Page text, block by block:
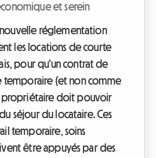
et serein
réglementation
les locations de courte
pour qu'un contrat de
temporaire (et non comme
propriétaire doit pouvoir
séjour du locataire. Ces
temporaire, soins
être appuyés par des